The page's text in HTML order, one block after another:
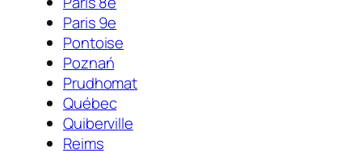
Paris 9e
Pontoise
Poznań
Prudhomat
Québec
Quiberville
Reims